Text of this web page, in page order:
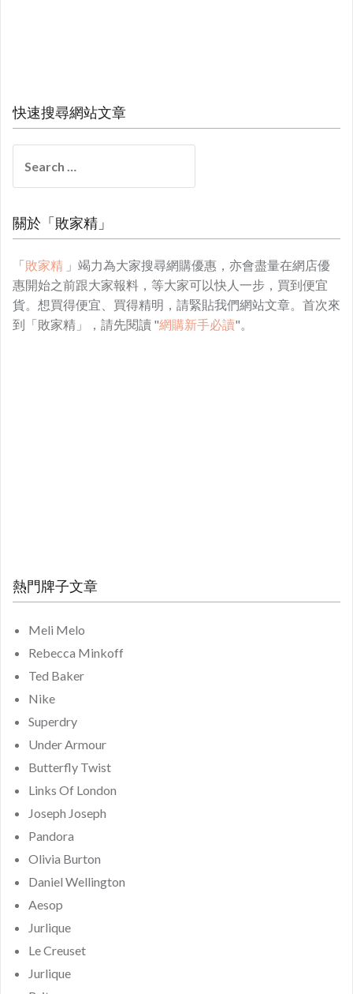
快速搜尋網站文章
for:
關於「敗家精」
「敗家精 」竭力為大家搜尋網購優惠，亦會盡量在網店優
惠開始之前跟大家報料，等大家可以快人一步，買到便宜
貨。想買得便宜、買得精明，請緊貼我們網站文章。首次來
到「敗家精」，請先閱讀 "網購新手必讀"。
熱門牌子文章
Meli Melo
Rebecca Minkoff
Ted Baker
Nike
Superdry
Under Armour
Butterfly Twist
Links Of London
Joseph Joseph
Pandora
Olivia Burton
Daniel Wellington
Aesop
Jurlique
Le Creuset
Jurlique